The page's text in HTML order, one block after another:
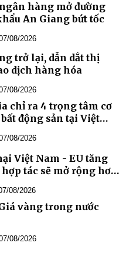
hàng mở đường
An Giang bứt tốc
08/2026
trở lại, dẫn dắt thị
dịch hàng hóa
08/2026
chỉ ra 4 trọng tâm cơ
động sản tại Việt
08/2026
Việt Nam - EU tăng
hợp tác sẽ mở rộng hơn
08/2026
vàng trong nước
08/2026